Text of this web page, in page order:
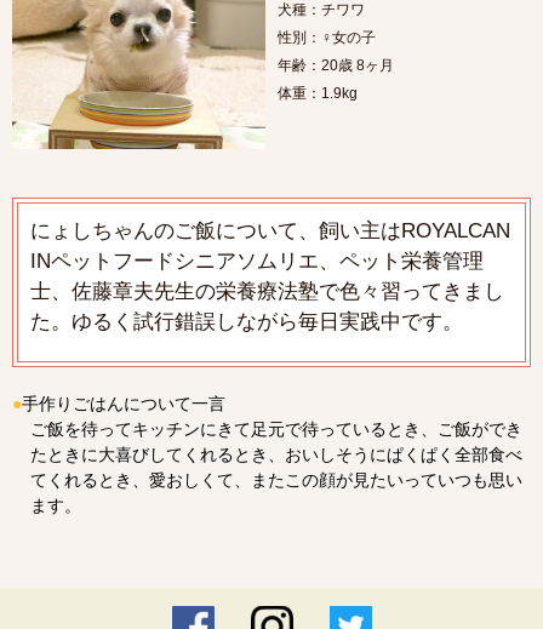
犬種：チワワ
性別：♀女の子
年齢：20歳 8ヶ月
体重：1.9kg
にょしちゃんのご飯について、飼い主はROYALCAN
INペットフードシニアソムリエ、ペット栄養管理
士、佐藤章夫先生の栄養療法塾で色々習ってきまし
た。ゆるく試行錯誤しながら毎日実践中です。
●手作りごはんについて一言
ご飯を待ってキッチンにきて足元で待っているとき、ご飯ができ
たときに大喜びしてくれるとき、おいしそうにぱくぱく全部食べ
てくれるとき、愛おしくて、またこの顔が見たいっていつも思い
ます。